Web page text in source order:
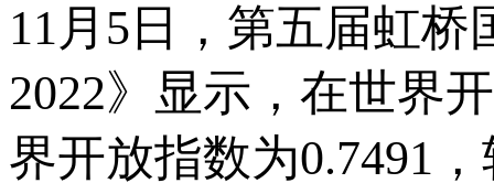
11月5日，第五届虹
2022》显示，在世界
界开放指数为0.7491